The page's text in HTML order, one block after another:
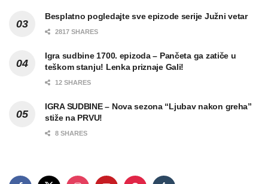
Besplatno pogledajte sve epizode serije Južni vetar
2817 SHARES
Igra sudbine 1700. epizoda – Pančeta ga zatiče u
teškom stanju! Lenka priznaje Gali!
12 SHARES
IGRA SUDBINE – Nova sezona “Ljubav nakon greha”
stiže na PRVU!
8 SHARES